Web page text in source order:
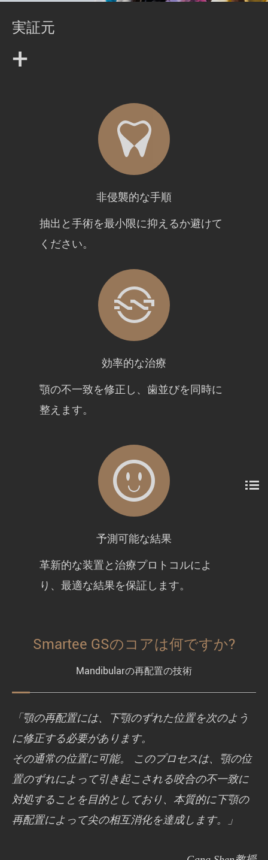
実証元
+
非侵襲的な手順
抽出と手術を最小限に抑えるか避けて
ください。
効率的な治療
顎の不一致を修正し、歯並びを同時に
整えます。
予測可能な結果
革新的な装置と治療プロトコルによ
り、最適な結果を保証します。
Smartee GSのコアは何ですか?
Mandibularの再配置の技術
「顎の再配置には、下顎のずれた位置を次のよう
に修正する必要があります。
その通常の位置に可能。 このプロセスは、顎の位
置のずれによって引き起こされる咬合の不一致に
対処することを目的としており、本質的に下顎の
再配置によって尖の相互消化を達成します。」